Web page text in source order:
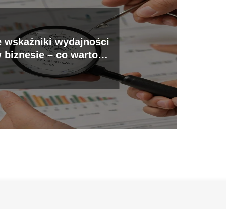
wskaźniki wydajności
biznesie – co warto